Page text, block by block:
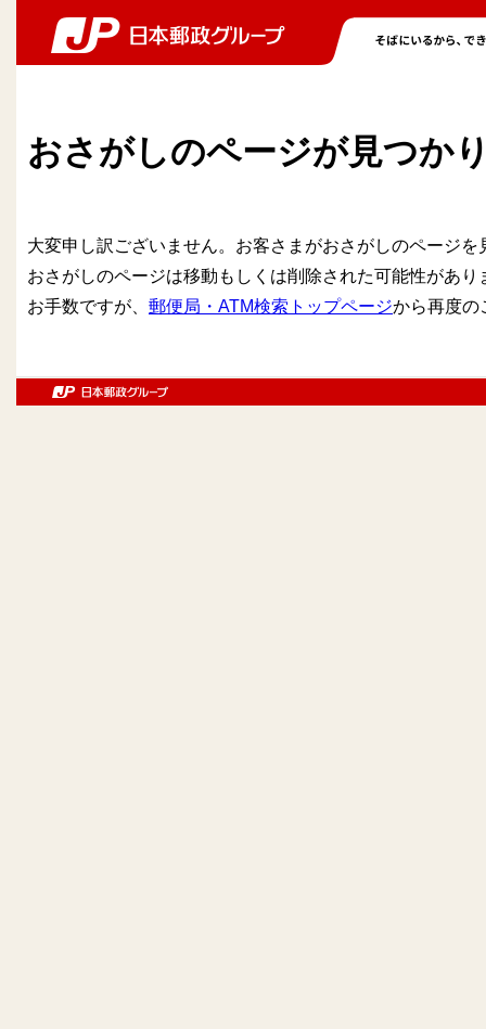
おさがしのページが見つか
大変申し訳ございません。お客さまがおさがしのページ
おさがしのページは移動もしくは削除された可能性があり
お手数ですが、 郵便局・ATM検索トップページから再度の